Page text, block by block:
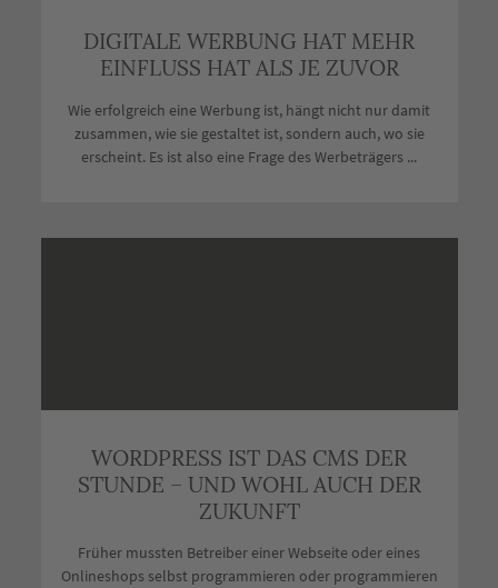
DIGITALE WERBUNG HAT MEHR
EINFLUSS HAT ALS JE ZUVOR
Wie erfolgreich eine Werbung ist, hängt nicht nur damit
zusammen, wie sie gestaltet ist, sondern auch, wo sie
erscheint. Es ist also eine Frage des Werbeträgers ...
WORDPRESS IST DAS CMS DER
STUNDE – UND WOHL AUCH DER
ZUKUNFT
Früher mussten Betreiber einer Webseite oder eines
Onlineshops selbst programmieren oder programmieren